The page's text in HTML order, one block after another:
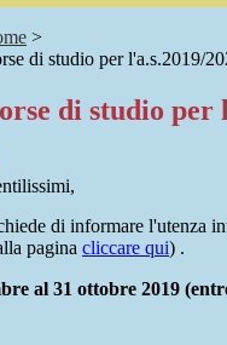
>
di studio per l'a.s.2019/
di studio per
di informare l'utenza
pagina cliccare qui) .
al 31 ottobre 2019